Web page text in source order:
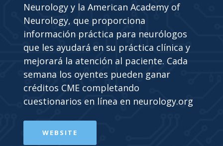
Neurology y la American Academy of
Neurology, que proporciona
información práctica para neurólogos
que les ayudará en su práctica clínica y
mejorará la atención al paciente. Cada
semana los oyentes pueden ganar
créditos CME completando
cuestionarios en línea en neurology.org
WEBSITE